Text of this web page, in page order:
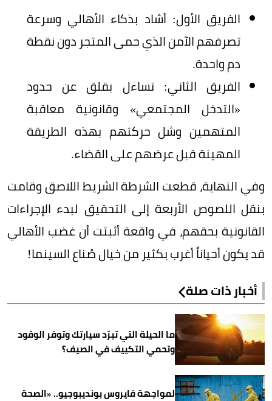
الفريق الأول: أشاد بذكاء الأهالي وسرعة
تصرفهم الآمن الذي حمى المتجر دون نقطة
دم واحدة.
الفريق الثاني: تساءل بقلق عن حدود
«التدخل المجتمعي» وقانونية معاقبة
المتهمين وشل حركتهم بهذه الطريقة
المهينة قبل عرضهم على القضاء.
وفي النهاية، قطعت الشرطة الشريط اللاصق وقامت
بنقل اللصوص الأربعة إلى التحقيق لبدء الإجراءات
القانونية بحقهم، في واقعة أثبتت أن غضب الأهالي
قد يكون أحياناً أغرب بكثير من خيال صُناع السينما!
أخبار ذات صلة
ما الحيلة التي تبرّد سيارتك وتوفر الوقود
وتحمي التكييف في الصيف؟
لمواجهة فايروس بونديبوجيو.. «الصحة